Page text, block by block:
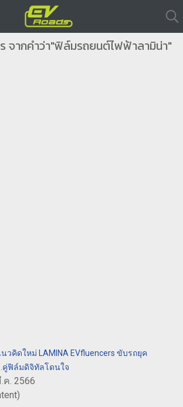
จากคำว่า"ฟิล์มรถยนต์ไฟฟ้าลามิน่า"
นวคิดใหม่ LAMINA EVfluencers ขับรถยุค
คู่ฟิล์มดิจิทัลโดนใจ
ค. 2566